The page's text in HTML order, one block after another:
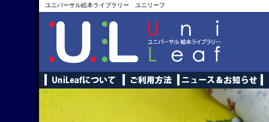
ユニバーサル絵本ライブラリー ユニリーフ